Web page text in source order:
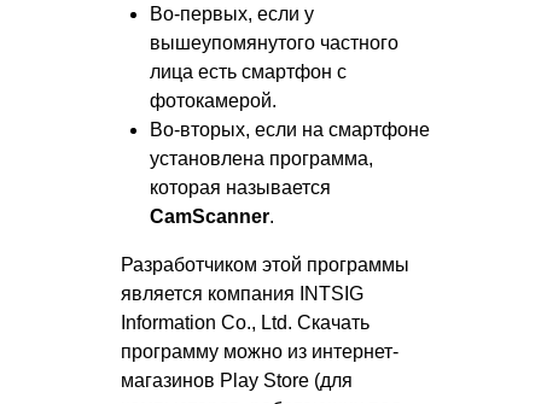
Во-первых, если у
вышеупомянутого частного
лица есть смартфон с
фотокамерой.
Во-вторых, если на смартфоне
установлена программа,
которая называется
CamScanner.
Разработчиком этой программы
является компания INTSIG
Information Co., Ltd. Скачать
программу можно из интернет-
магазинов Play Store (для